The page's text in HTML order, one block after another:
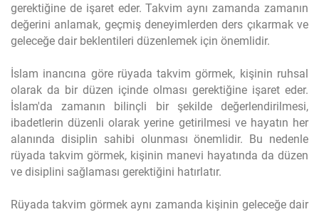
gerektiğine de işaret eder. Takvim aynı zamanda zamanın
değerini anlamak, geçmiş deneyimlerden ders çıkarmak ve
geleceğe dair beklentileri düzenlemek için önemlidir.
İslam inancına göre rüyada takvim görmek, kişinin ruhsal
olarak da bir düzen içinde olması gerektiğine işaret eder.
İslam'da zamanın bilinçli bir şekilde değerlendirilmesi,
ibadetlerin düzenli olarak yerine getirilmesi ve hayatın her
alanında disiplin sahibi olunması önemlidir. Bu nedenle
rüyada takvim görmek, kişinin manevi hayatında da düzen
ve disiplini sağlaması gerektiğini hatırlatır.
Rüyada takvim görmek aynı zamanda kişinin geleceğe dair